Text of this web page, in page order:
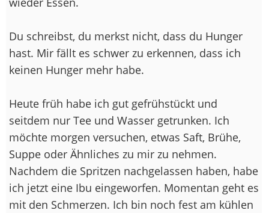
Du schreibst, du merkst nicht, dass du Hunger
hast. Mir fällt es schwer zu erkennen, dass ich
keinen Hunger mehr habe.
Heute früh habe ich gut gefrühstückt und
seitdem nur Tee und Wasser getrunken. Ich
möchte morgen versuchen, etwas Saft, Brühe,
Suppe oder Ähnliches zu mir zu nehmen.
Nachdem die Spritzen nachgelassen haben, habe
ich jetzt eine Ibu eingeworfen. Momentan geht es
mit den Schmerzen. Ich bin noch fest am kühlen